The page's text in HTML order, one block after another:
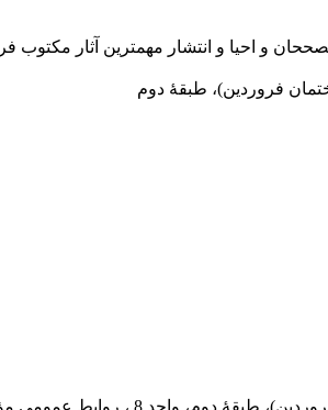
كوشش‌های محققان و مصححان و احیا و انتشار